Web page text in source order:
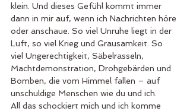
klein. Und dieses Gefühl kommt immer
dann in mir auf, wenn ich Nachrichten höre
oder anschaue. So viel Unruhe liegt in der
Luft, so viel Krieg und Grausamkeit. So
viel Ungerechtigkeit, Säbelrasseln,
Machtdemonstration, Drohgebärden und
Bomben, die vom Himmel fallen – auf
unschuldige Menschen wie du und ich.
All das schockiert mich und ich komme